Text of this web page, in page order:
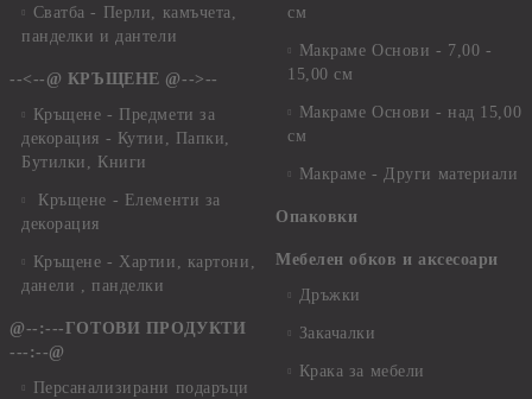
Сватба - Перли, камъчета,
панделки и дантели
--<--@ КРЪЩЕНЕ @-->--
Кръщене - Предмети за
декорация - Кутии, Папки,
Бутилки, Книги
Кръщене - Елементи за
декорация
Кръщене - Хартии, картони,
данели , панделки
@--:---ГОТОВИ ПРОДУКТИ
---:--@
Персанализирани подаръци
см
Макраме Основи - 7,00 -
15,00 см
Макраме Основи - над 15,00
см
Макраме - Други материали
Опаковки
Мебелен обков и аксесоари
Дръжки
Закачалки
Крака за мебели